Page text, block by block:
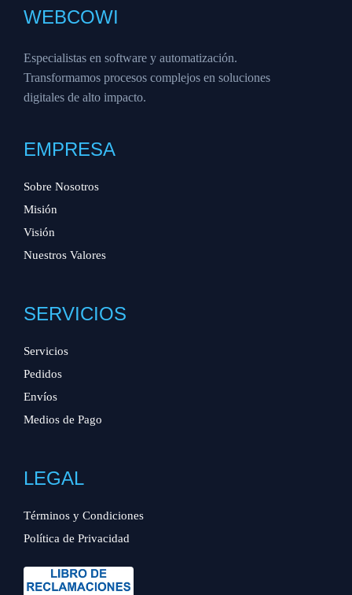
WEBCOWI
Especialistas en software y automatización.
Transformamos procesos complejos en soluciones
digitales de alto impacto.
EMPRESA
Sobre Nosotros
Misión
Visión
Nuestros Valores
SERVICIOS
Servicios
Pedidos
Envíos
Medios de Pago
LEGAL
Términos y Condiciones
Política de Privacidad